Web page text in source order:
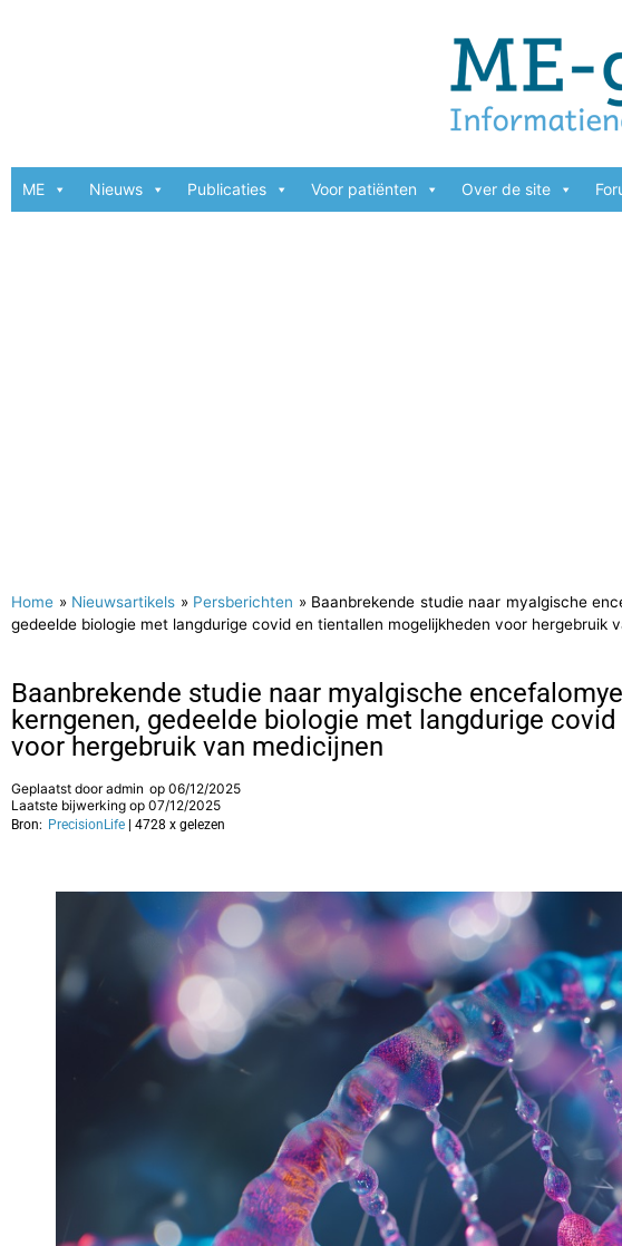
ME Nieuws Publicaties Voor patiënten Over de site
Home » Nieuwsartikels » Persberichten » Baanbrekende studie naar myalgische
gedeelde biologie met langdurige covid en tientallen mogelijkheden voor hergebruik
Baanbrekende studie naar myalgische
kerngenen, gedeelde biologie met langdurige
voor hergebruik van medicijnen
Geplaatst dooradmin op 06/12/2025
Laatste bijwerking op 07/12/2025
Bron: PrecisionLife | 4728 x gelezen